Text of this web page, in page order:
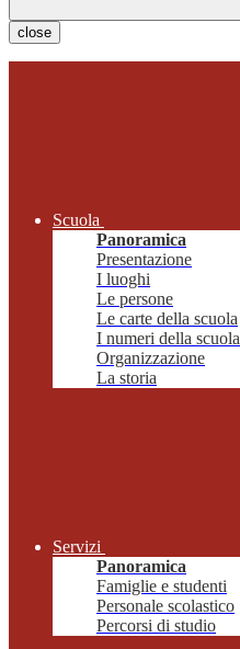
close
Scuola
Panoramica
Presentazione
I luoghi
Le persone
Le carte della scuola
I numeri della scuola
Organizzazione
La storia
Servizi
Panoramica
Famiglie e studenti
Personale scolastico
Percorsi di studio